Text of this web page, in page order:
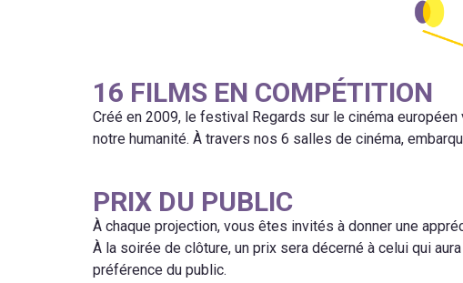
16 FILMS EN COMPÉTITION
Créé en 2009, le festival Regards sur le cinéma
notre humanité. À travers nos 6 salles de cinéma,
PRIX DU PUBLIC
À chaque projection, vous êtes invités à donner une
À la soirée de clôture, un prix sera décerné à celui qui
préférence du public.